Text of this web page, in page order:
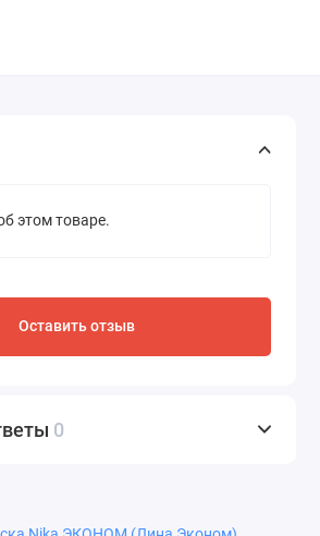
этом товаре.
Оставить отзыв
0